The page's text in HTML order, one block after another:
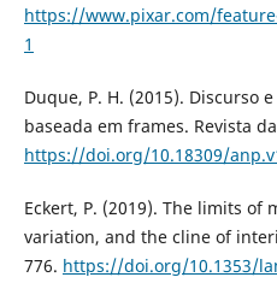
https://www.pixar.com/
1
Duque, P. H. (2015). Discurso
baseada em frames. Revista
https://doi.org/10.18309/
Eckert, P. (2019). The limits of
variation, and the cline of
776. https://doi.org/10.1353/